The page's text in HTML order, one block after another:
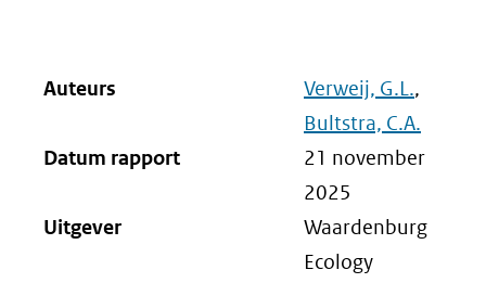
Auteurs Verweij, G.L.,
Bultstra, C.A.
Datum rapport
21 november
2025
Uitgever
Waardenburg
Ecology